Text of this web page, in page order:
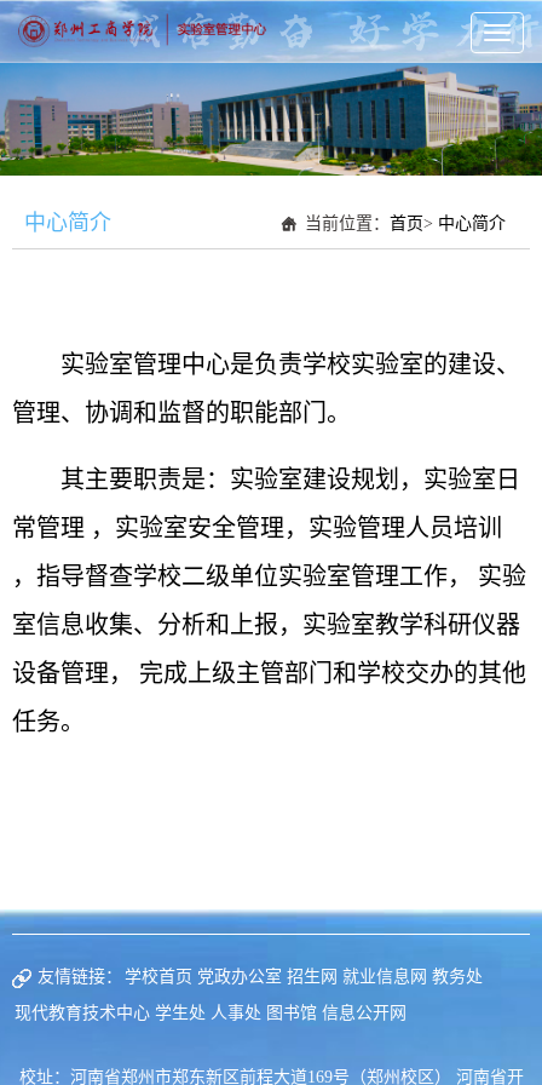
Toggle
中心简介 当前位置： 首页> 中心简介
实验室管理中心是负责学校实验室的建设、
管理、协调和监督的职能部门。
其主要职责是：实验室建设规划，实验室日
常管理 ，实验室安全管理，实验管理人员培训
，指导督查学校二级单位实验室管理工作， 实验
室信息收集、分析和上报，实验室教学科研仪器
设备管理， 完成上级主管部门和学校交办的其他
任务。
友情链接： 学校首页 党政办公室 招生网 就业信息网 教务处
现代教育技术中心 学生处 人事处 图书馆 信息公开网
校址：河南省郑州市郑东新区前程大道169号（郑州校区） 河南省开